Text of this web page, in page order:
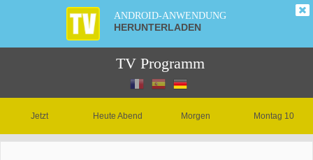
ANDROID-ANWENDUNG
HERUNTERLADEN
TV Programm
Jetzt Heute Abend Morgen Montag 10